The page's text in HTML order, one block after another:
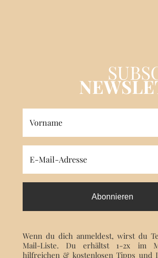
Abonnieren
Wenn du dich anmeldest, wirst du
Mail-Liste. Du erhältst 1-2x im
hilfreichen & kostenlosen Tipps und